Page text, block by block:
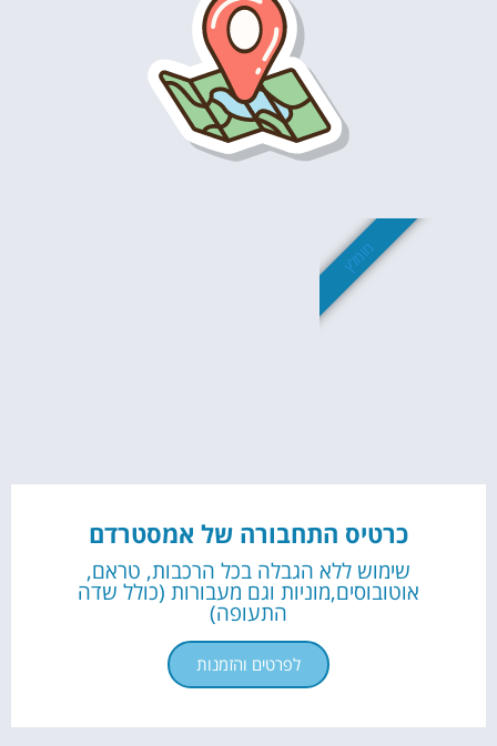
לחצו על הכפתור וקבלו את הכל בחינם!
כרטיס התחבורה של אמסטרדם
שימוש ללא הגבלה בכל הרכבות, טראם,
אוטובוסים,מוניות וגם מעבורות (כולל שדה
התעופה)
לפרטים והזמנות
מומלץ